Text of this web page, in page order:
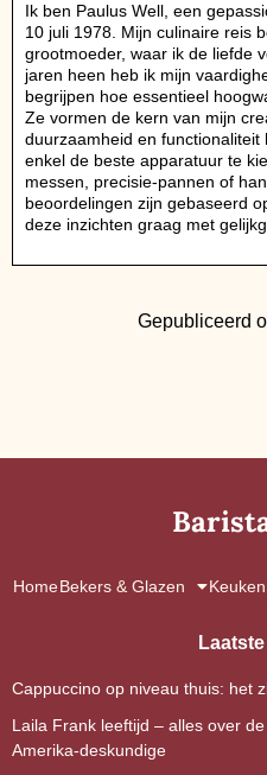
Ik ben Paulus Well, een
10 juli 1978. Mijn culinaire reis
grootmoeder, waar ik de liefde
jaren heen heb ik mijn
begrijpen hoe essentieel
Ze vormen de kern van mijn
duurzaamheid en
enkel de beste apparatuur te
messen, precisie-pannen of
beoordelingen zijn gebaseerd
deze inzichten graag met
Gepubliceerd
HomeBekers & Glazen Keuken
Cappuccino op niveau thuis: het
Laila Frank leeftijd – alles over
Amerika-deskundige